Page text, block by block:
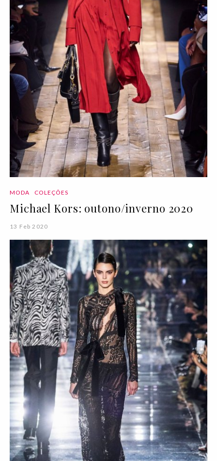
MODA COLEÇÕES
Michael Kors: outono/inverno 2020
13 Feb 2020